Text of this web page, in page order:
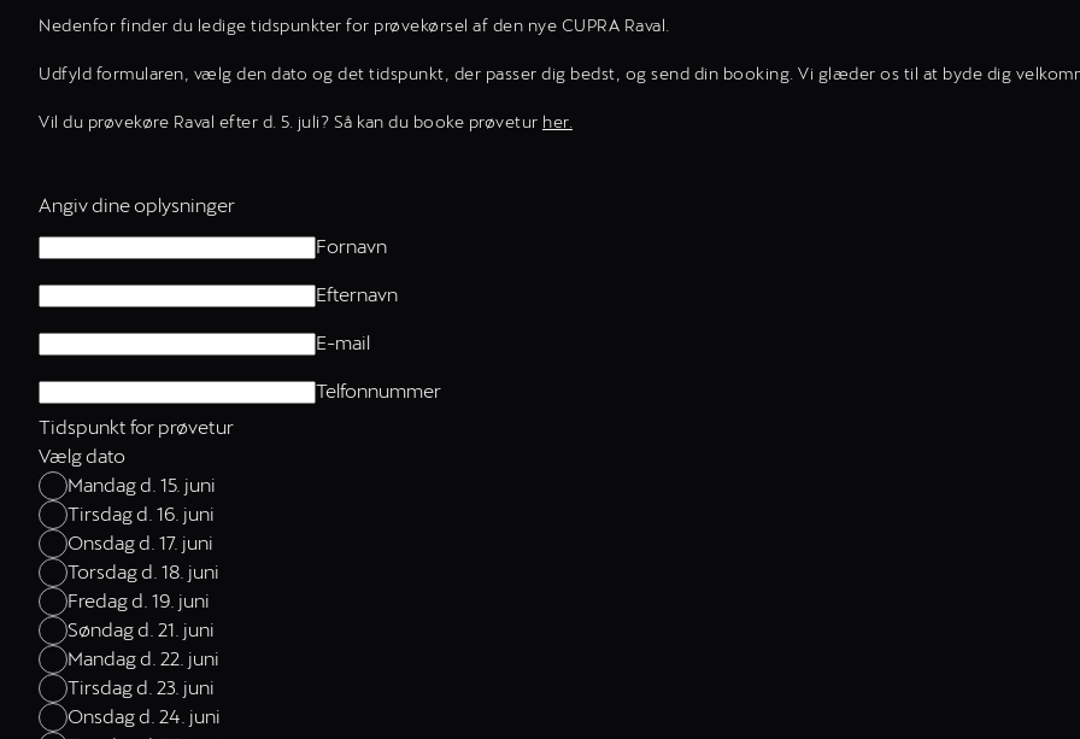
Nedenfor finder du ledige tidspunkter for prøvekørsel af den nye CUPRA Raval.
Udfyld formularen, vælg den dato og det tidspunkt, der passer dig bedst, og send din booking. Vi glæder os til at byde dig
Vil du prøvekøre Raval efter d. 5. juli? Så kan du booke prøvetur her.
Angiv dine oplysninger
Fornavn
Efternavn
E-mail
Telfonnummer
Tidspunkt for prøvetur
Vælg dato
Mandag d. 15. juni
Tirsdag d. 16. juni
Onsdag d. 17. juni
Torsdag d. 18. juni
Fredag d. 19. juni
Søndag d. 21. juni
Mandag d. 22. juni
Tirsdag d. 23. juni
Onsdag d. 24. juni